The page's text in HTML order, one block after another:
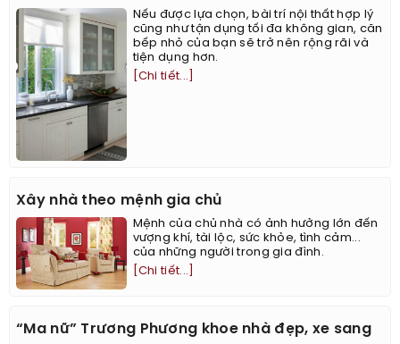
Nếu được lựa chọn, bài trí nội thất hợp lý
cũng như tận dụng tối đa không gian, căn
bếp nhỏ của bạn sẽ trở nên rộng rãi và
tiện dụng hơn.
[Chi tiết...]
Xây nhà theo mệnh gia chủ
Mệnh của chủ nhà có ảnh hưởng lớn đến
vượng khí, tài lộc, sức khỏe, tình cảm...
của những người trong gia đình.
[Chi tiết...]
“Ma nữ” Trương Phương khoe nhà đẹp, xe sang